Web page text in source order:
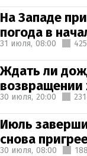
На Западе
погода в
31 июля, 08:00 425
Ждать ли
30 июля, 20:00
Июль
снова
30 июля, 08:00